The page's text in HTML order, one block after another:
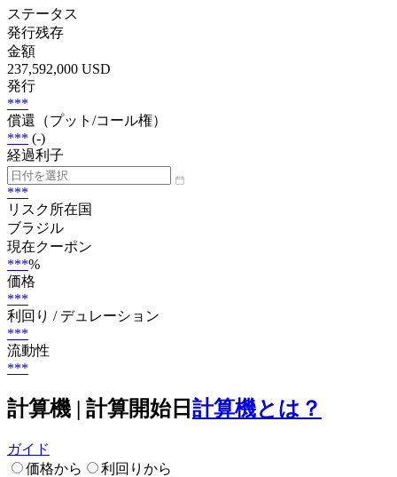
ステータス
発行残存
金額
237,592,000 USD
発行
***
償還（プット/コール権）
*** (-)
経過利子
***
リスク所在国
ブラジル
現在クーポン
***%
価格
***
利回り / デュレーション
***
流動性
***
計算機 | 計算開始日 計算機とは？
ガイド
価格から
利回りから